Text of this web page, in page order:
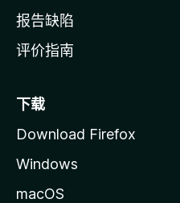
报告缺陷
评价指南
下载
Download Firefox
Windows
macOS